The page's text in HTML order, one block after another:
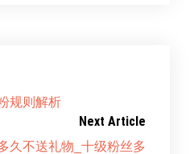
规则解析
Next Article
久不送礼物_十级粉丝多